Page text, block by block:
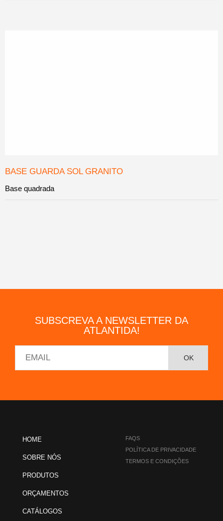
BASE GUARDA SOL GRANITO
Base quadrada
SUBSCREVA A NEWSLETTER DA
ATLANTIDA!
HOME
SOBRE NÓS
PRODUTOS
ORÇAMENTOS
CATÁLOGOS
FAQS
POLÍTICA DE PRIVACIDADE
TERMOS E CONDIÇÕES